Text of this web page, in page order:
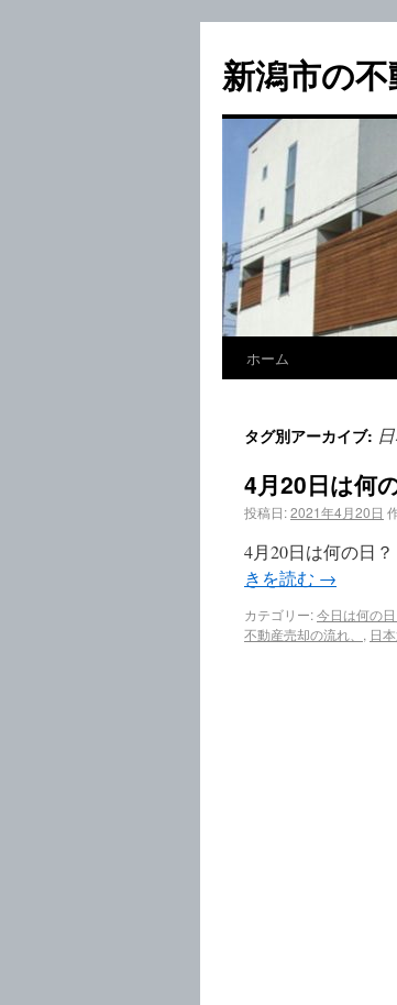
新潟市の
ホーム
タグ別アーカイブ:
4月20日は何
投稿日:2021年4月20日
4月20日は何の日
きを読む →
カテゴリー:今日は何の日
不動産売却の流れ、 , 日